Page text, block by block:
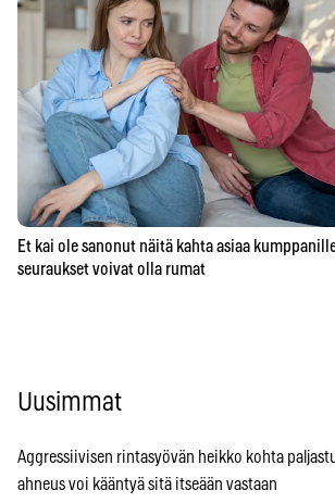
Et kai ole sanonut näitä kahta asiaa
seuraukset voivat olla rumat
Uusimmat
Aggressiivisen rintasyövän heikko kohta
ahneus voi kääntyä sitä itseään vastaan